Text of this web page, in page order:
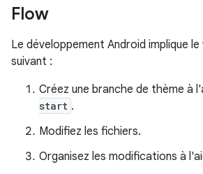
Flow
Le développement Android implique
suivant :
Créez une branche de thème à
start .
Modifiez les fichiers.
Organisez les modifications à